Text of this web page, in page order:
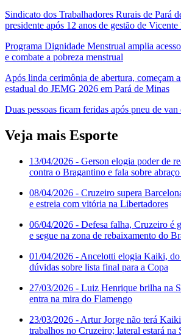
Sindicato dos Trabalhadores Rurais de Pará
presidente após 12 anos de gestão de
Programa Dignidade Menstrual amplia
e combate a pobreza menstrual
Após linda cerimônia de abertura, começam
estadual do JEMG 2026 em Pará de Minas
Duas pessoas ficam feridas após pneu de
Veja mais Esporte
13/04/2026 - Gerson elogia poder de
contra o Bragantino e fala sobre
08/04/2026 - Cruzeiro supera
e estreia com vitória na Libertadores
06/04/2026 - Defesa falha, Cruzeiro é
e segue na zona de rebaixamento do
01/04/2026 - Ancelotti elogia Kaiki, do
dúvidas sobre lista final para a Copa
27/03/2026 - Luiz Henrique brilha na
entra na mira do Flamengo
23/03/2026 - Artur Jorge não terá
trabalhos no Cruzeiro; lateral estará na